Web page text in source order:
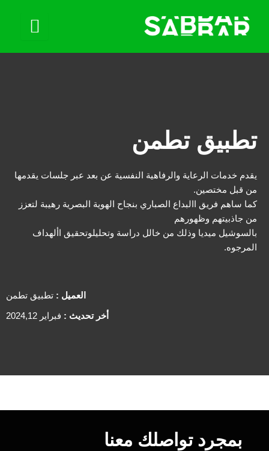
تطبيق تطمن
يقدم خدمات الرعاية والرفاهية النفسية عن بعد عبر جلسات يقدمها
من قبل مختصين.
كما ساهم فريق االبداع الصباري بنجاح الهوية البصرية رهيبة لتعزز
من جاذبيتهم وظهورهم
بالسوشيل ميديا وذلك من خالل دراسة وتحليلوتحقيق األهداف
المرجوه.
العميل : تطبيق تطمن
أخر تحديث : فبراير 2024,12
بمجرد تواصلك معنا